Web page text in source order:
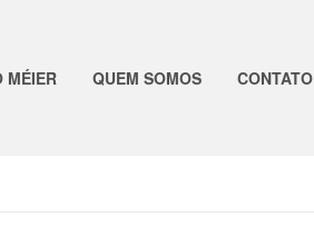
MÉIER QUEM SOMOS CONTATO